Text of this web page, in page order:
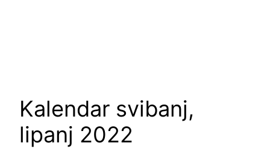
Kalendar svibanj,
lipanj 2022